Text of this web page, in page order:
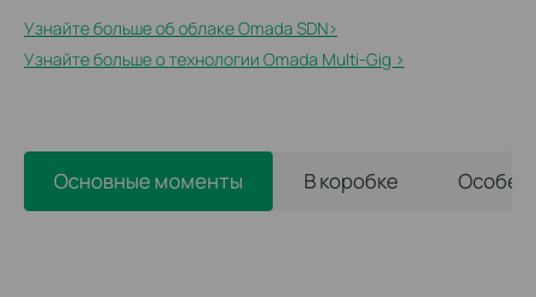
Узнайте больше об облаке Omada SDN>​
Узнайте больше о технологии Omada Multi-Gig >
Основные моменты В коробке